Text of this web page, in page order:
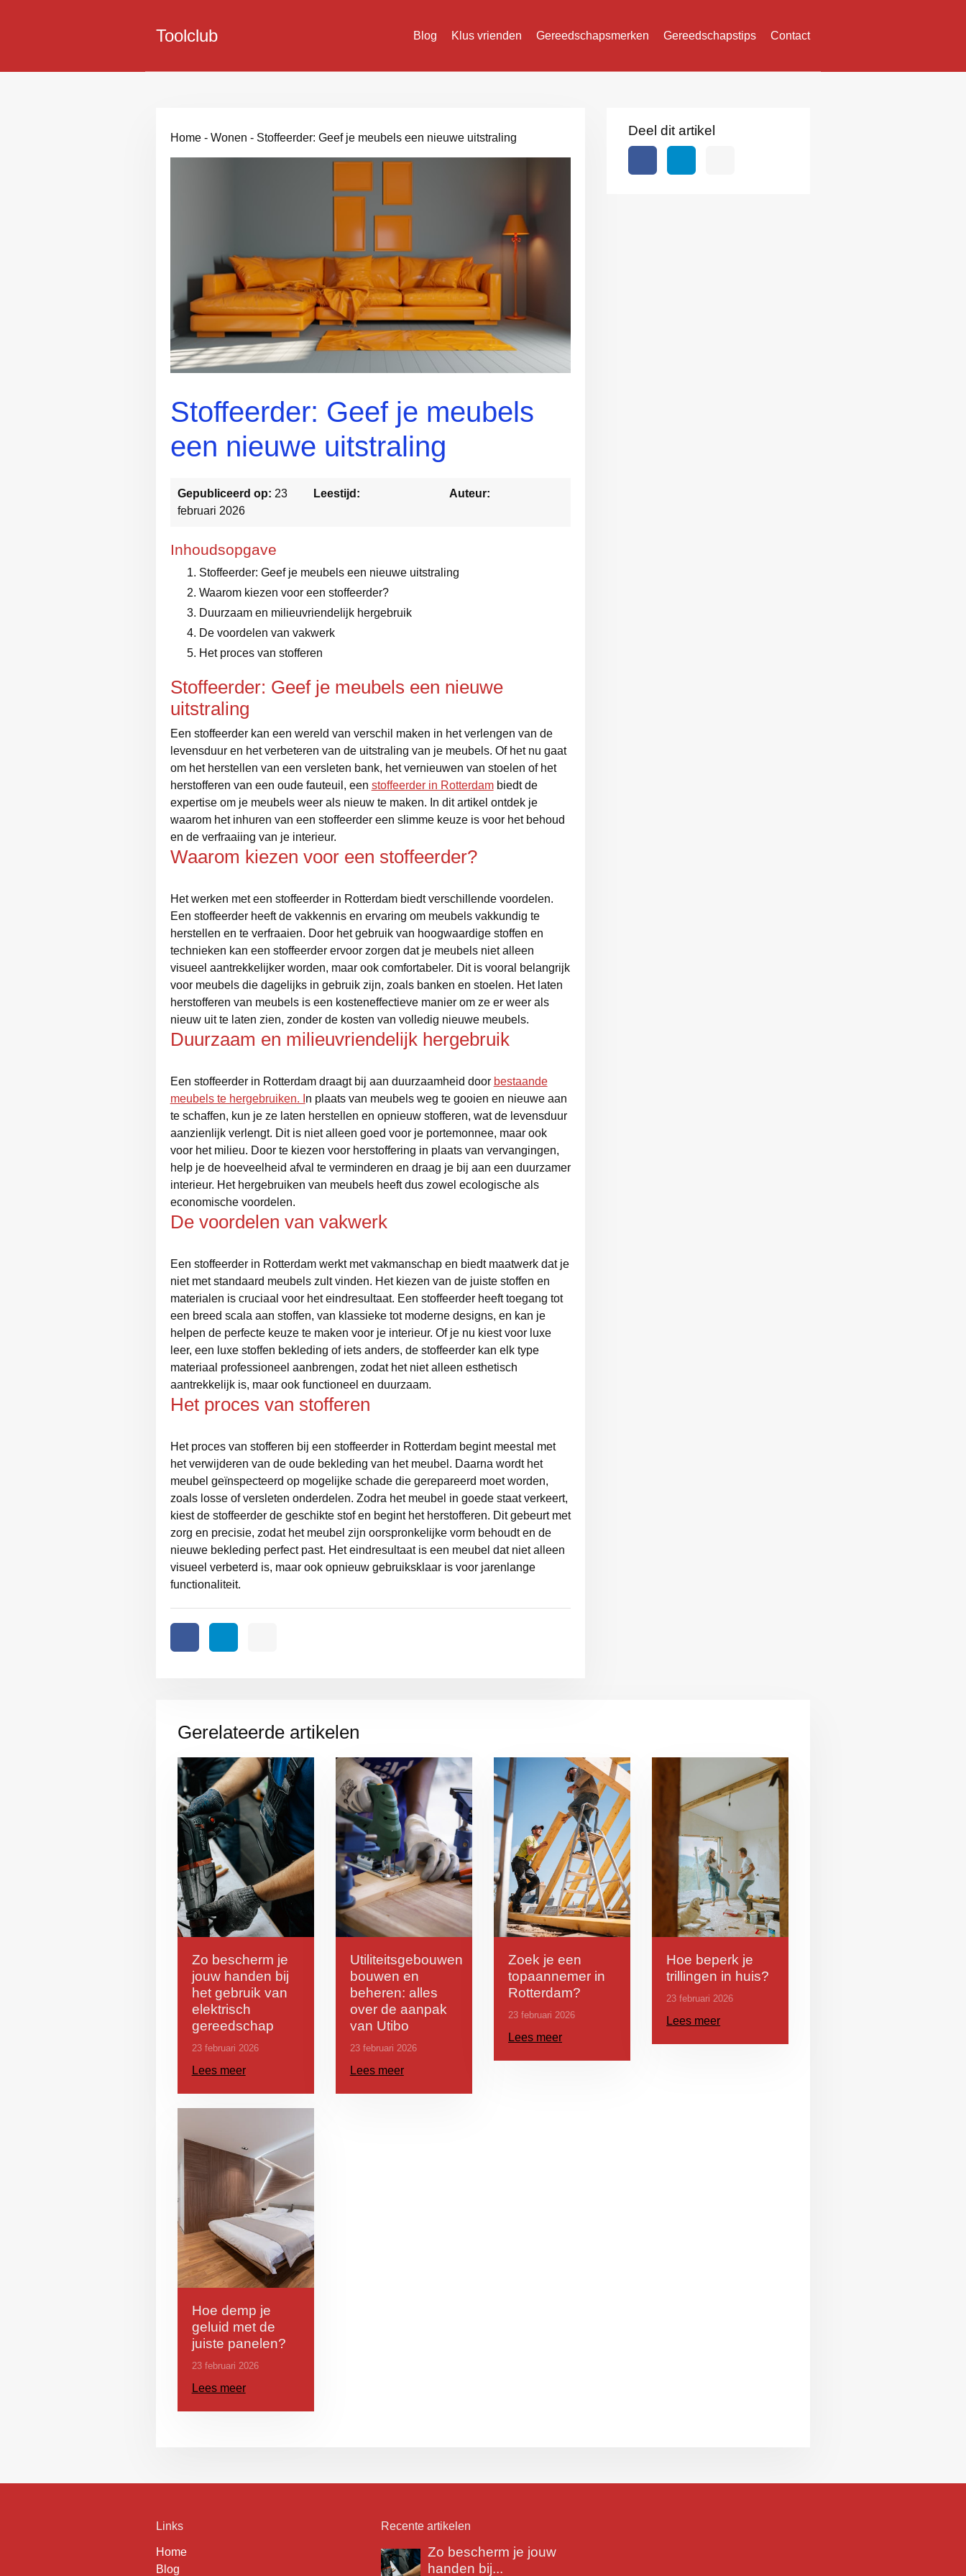
Toolclub Blog Klus vrienden Gereedschapsmerken Gereedschapstips Contact
Home- Wonen - Stoffeerder: Geef je meubels een nieuwe uitstraling
Stoffeerder: Geef je meubels
een nieuwe uitstraling
Gepubliceerd op: 23
februari 2026
Leestijd: Auteur:
Inhoudsopgave
Stoffeerder: Geef je meubels een nieuwe uitstraling
Waarom kiezen voor een stoffeerder?
Duurzaam en milieuvriendelijk hergebruik
De voordelen van vakwerk
Het proces van stofferen
Stoffeerder: Geef je meubels een nieuwe
uitstraling
Een stoffeerder kan een wereld van verschil maken in het verlengen van de
levensduur en het verbeteren van de uitstraling van je meubels. Of het nu gaat
om het herstellen van een versleten bank, het vernieuwen van stoelen of het
herstofferen van een oude fauteuil, een stoffeerder in Rotterdambiedt de
expertise om je meubels weer als nieuw te maken. In dit artikel ontdek je
waarom het inhuren van een stoffeerder een slimme keuze is voor het behoud
en de verfraaiing van je interieur.
Waarom kiezen voor een stoffeerder?
Het werken met een stoffeerder in Rotterdam biedt verschillende voordelen.
Een stoffeerder heeft de vakkennis en ervaring om meubels vakkundig te
herstellen en te verfraaien. Door het gebruik van hoogwaardige stoffen en
technieken kan een stoffeerder ervoor zorgen dat je meubels niet alleen
visueel aantrekkelijker worden, maar ook comfortabeler. Dit is vooral belangrijk
voor meubels die dagelijks in gebruik zijn, zoals banken en stoelen. Het laten
herstofferen van meubels is een kosteneffectieve manier om ze er weer als
nieuw uit te laten zien, zonder de kosten van volledig nieuwe meubels.
Duurzaam en milieuvriendelijk hergebruik
Een stoffeerder in Rotterdam draagt bij aan duurzaamheid door bestaande
meubels te hergebruiken. I n plaats van meubels weg te gooien en nieuwe aan
te schaffen, kun je ze laten herstellen en opnieuw stofferen, wat de levensduur
aanzienlijk verlengt. Dit is niet alleen goed voor je portemonnee, maar ook
voor het milieu. Door te kiezen voor herstoffering in plaats van vervangingen,
help je de hoeveelheid afval te verminderen en draag je bij aan een duurzamer
interieur. Het hergebruiken van meubels heeft dus zowel ecologische als
economische voordelen.
De voordelen van vakwerk
Een stoffeerder in Rotterdam werkt met vakmanschap en biedt maatwerk dat je
niet met standaard meubels zult vinden. Het kiezen van de juiste stoffen en
materialen is cruciaal voor het eindresultaat. Een stoffeerder heeft toegang tot
een breed scala aan stoffen, van klassieke tot moderne designs, en kan je
helpen de perfecte keuze te maken voor je interieur. Of je nu kiest voor luxe
leer, een luxe stoffen bekleding of iets anders, de stoffeerder kan elk type
materiaal professioneel aanbrengen, zodat het niet alleen esthetisch
aantrekkelijk is, maar ook functioneel en duurzaam.
Het proces van stofferen
Het proces van stofferen bij een stoffeerder in Rotterdam begint meestal met
het verwijderen van de oude bekleding van het meubel. Daarna wordt het
meubel geïnspecteerd op mogelijke schade die gerepareerd moet worden,
zoals losse of versleten onderdelen. Zodra het meubel in goede staat verkeert,
kiest de stoffeerder de geschikte stof en begint het herstofferen. Dit gebeurt met
zorg en precisie, zodat het meubel zijn oorspronkelijke vorm behoudt en de
nieuwe bekleding perfect past. Het eindresultaat is een meubel dat niet alleen
visueel verbeterd is, maar ook opnieuw gebruiksklaar is voor jarenlange
functionaliteit.
Deel dit artikel
Gerelateerde artikelen
Zo bescherm je
jouw handen bij
het gebruik van
elektrisch
gereedschap
23 februari 2026
Lees meer
Utiliteitsgebouwen
bouwen en
beheren: alles
over de aanpak
van Utibo
23 februari 2026
Lees meer
Zoek je een
topaannemer in
Rotterdam?
23 februari 2026
Lees meer
Hoe beperk je
trillingen in huis?
23 februari 2026
Lees meer
Hoe demp je
geluid met de
juiste panelen?
23 februari 2026
Lees meer
Links
Home
Blog
Recente artikelen
Zo bescherm je jouw
handen bij...